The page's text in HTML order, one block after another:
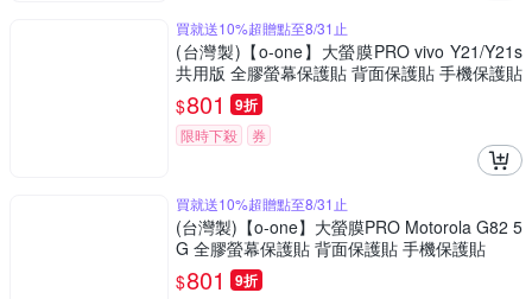
買就送10%超贈點至8/31止
(台灣製)【o-one】大螢膜PRO vivo Y21/Y21s
共用版 全膠螢幕保護貼 背面保護貼 手機保護貼
$801 9折
限時下殺 券
買就送10%超贈點至8/31止
(台灣製)【o-one】大螢膜PRO Motorola G82 5
G 全膠螢幕保護貼 背面保護貼 手機保護貼
$801 9折